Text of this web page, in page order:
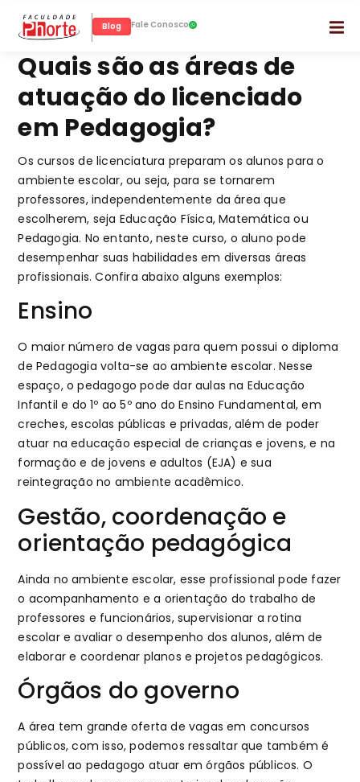
Blog Fale Conosco
Quais são as áreas de
atuação do licenciado
em Pedagogia?
Os cursos de licenciatura preparam os alunos para o
ambiente escolar, ou seja, para se tornarem
professores, independentemente da área que
escolherem, seja Educação Física, Matemática ou
Pedagogia. No entanto, neste curso, o aluno pode
desempenhar suas habilidades em diversas áreas
profissionais. Confira abaixo alguns exemplos:
Ensino
O maior número de vagas para quem possui o diploma
de Pedagogia volta-se ao ambiente escolar. Nesse
espaço, o pedagogo pode dar aulas na Educação
Infantil e do 1º ao 5º ano do Ensino Fundamental, em
creches, escolas públicas e privadas, além de poder
atuar na educação especial de crianças e jovens, e na
formação e de jovens e adultos (EJA) e sua
reintegração no ambiente acadêmico.
Gestão, coordenação e
orientação pedagógica
Ainda no ambiente escolar, esse profissional pode fazer
o acompanhamento e a orientação do trabalho de
professores e funcionários, supervisionar a rotina
escolar e avaliar o desempenho dos alunos, além de
elaborar e coordenar planos e projetos pedagógicos.
Órgãos do governo
A área tem grande oferta de vagas em concursos
públicos, com isso, podemos ressaltar que também é
possível ao pedagogo atuar em órgãos públicos. O